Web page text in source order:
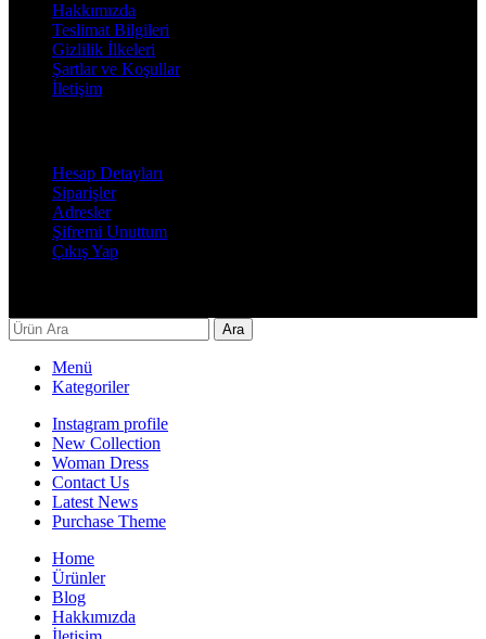
Hakkımızda
Teslimat Bilgileri
Gizlilik İlkeleri
Şartlar ve Koşullar
İletişim
Hesap Detayları
Siparişler
Adresler
Şifremi Unuttum
Çıkış Yap
Ara
Menü
Kategoriler
Instagram profile
New Collection
Woman Dress
Contact Us
Latest News
Purchase Theme
Home
Ürünler
Blog
Hakkımızda